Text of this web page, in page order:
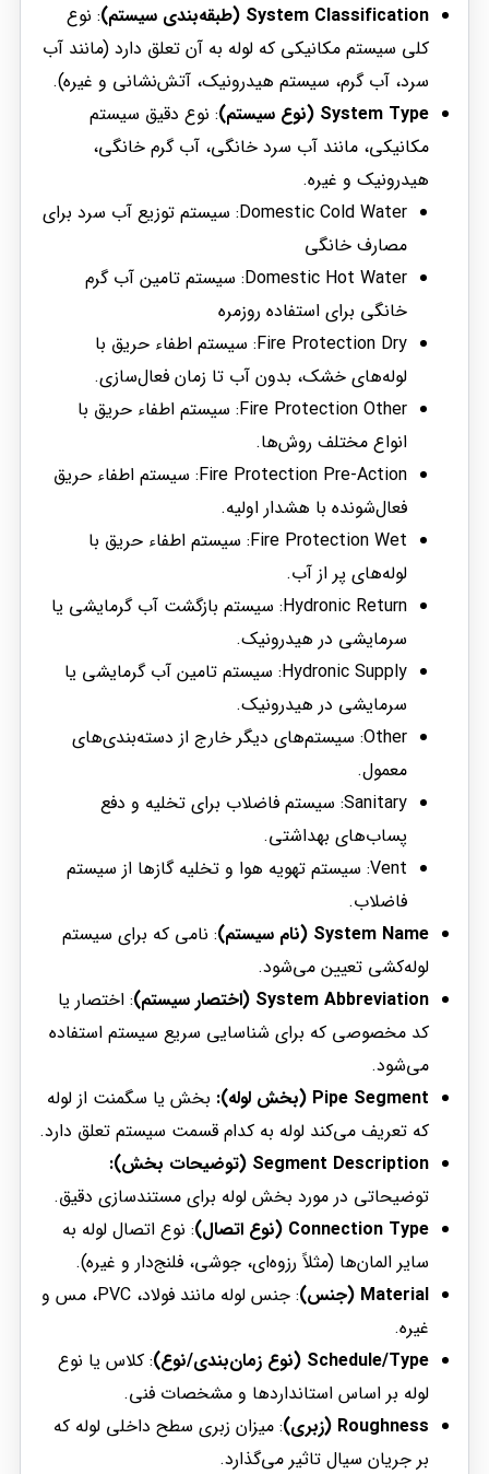
System Classification (طبقه‌بندی سیستم)
: نوع
کلی سیستم مکانیکی که لوله به آن تعلق دارد (مانند آب
سرد، آب گرم، سیستم هیدرونیک، آتش‌نشانی و غیره).
System Type (نوع سیستم)
: نوع دقیق سیستم
مکانیکی، مانند آب سرد خانگی، آب گرم خانگی،
هیدرونیک و غیره.
Domestic Cold Water: سیستم توزیع آب سرد برای
مصارف خانگی
Domestic Hot Water: سیستم تامین آب گرم
خانگی برای استفاده روزمره
Fire Protection Dry: سیستم اطفاء حریق با
لوله‌های خشک، بدون آب تا زمان فعال‌سازی.
Fire Protection Other: سیستم اطفاء حریق با
انواع مختلف روش‌ها.
Fire Protection Pre-Action: سیستم اطفاء حریق
فعال‌شونده با هشدار اولیه.
Fire Protection Wet: سیستم اطفاء حریق با
لوله‌های پر از آب.
Hydronic Return: سیستم بازگشت آب گرمایشی یا
سرمایشی در هیدرونیک.
Hydronic Supply: سیستم تامین آب گرمایشی یا
سرمایشی در هیدرونیک.
Other: سیستم‌های دیگر خارج از دسته‌بندی‌های
معمول.
Sanitary: سیستم فاضلاب برای تخلیه و دفع
پساب‌های بهداشتی.
Vent: سیستم تهویه هوا و تخلیه گازها از سیستم
فاضلاب.
System Name (نام سیستم)
: نامی که برای سیستم
لوله‌کشی تعیین می‌شود.
System Abbreviation (اختصار سیستم)
: اختصار یا
کد مخصوصی که برای شناسایی سریع سیستم استفاده
می‌شود.
Pipe Segment (بخش لوله):
بخش یا سگمنت از لوله
که تعریف می‌کند لوله به کدام قسمت سیستم تعلق دارد.
Segment Description (توضیحات بخش):
توضیحاتی در مورد بخش لوله برای مستندسازی دقیق.
Connection Type (نوع اتصال)
: نوع اتصال لوله به
سایر المان‌ها (مثلاً رزوه‌ای، جوشی، فلنج‌دار و غیره).
Material (جنس)
: جنس لوله مانند فولاد، PVC، مس و
غیره.
Schedule/Type (نوع زمان‌بندی/نوع)
: کلاس یا نوع
لوله بر اساس استانداردها و مشخصات فنی.
Roughness (زبری)
: میزان زبری سطح داخلی لوله که
بر جریان سیال تاثیر می‌گذارد.